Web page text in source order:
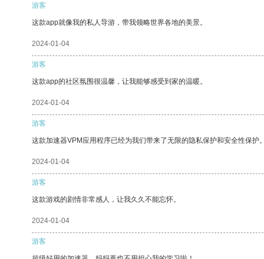
游客
这款app就像我的私人导游，带我领略世界各地的美景。
2024-01-04
游客
这款app的社区氛围很温馨，让我能够感受到家的温暖。
2024-01-04
游客
这款加速器VPM应用程序已经为我们带来了无限的隐私保护和安全性保护
2024-01-04
游客
这款游戏的剧情非常感人，让我久久不能忘怀。
2024-01-04
游客